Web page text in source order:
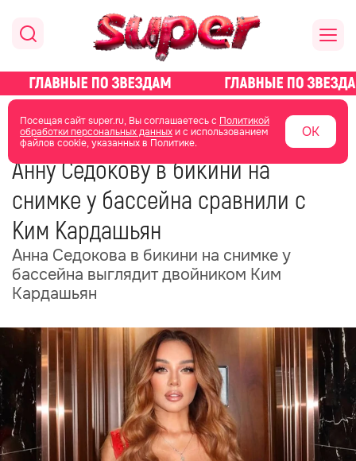
Посещая сайт super.ru, Вы соглашаетесь с Политикой
обработки персональных данныхи с использованием
файлов cookie, указанных в Политике.
ОК
главная новости о звездах новости
14 июня 2025 15:49
Анну Седокову в бикини на
снимке у бассейна сравнили с
Ким Кардашьян
Анна Седокова в бикини на снимке у
бассейна выглядит двойником Ким
Кардашьян